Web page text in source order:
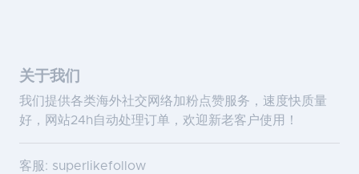
关于我们
我们提供各类海外社交网络加粉点赞服务，速度快质量
好，网站24h自动处理订单，欢迎新老客户使用！
客服: superlikefollow